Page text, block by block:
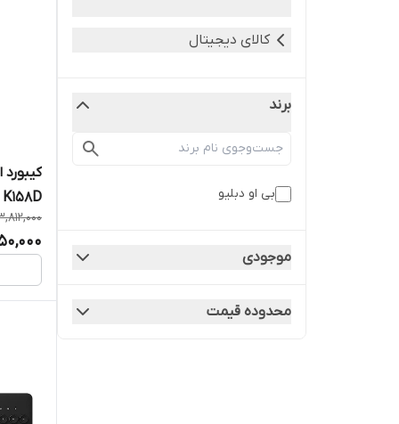
کالای دیجیتال
برند
بی او دبلیو
موجودی
محدوده قیمت
K158D